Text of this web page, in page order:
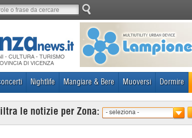
- CULTURA - TURISMO
DI VICENZA
Nightlife Mangiare & Bere Muoversi Dormire
le notizie per Zona: - seleziona -